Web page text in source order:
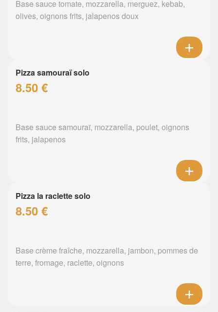
Base sauce tomate, mozzarella, merguez, kebab,
olives, oignons frits, jalapenos doux
Pizza samouraï solo
8.50 €
Base sauce samouraï, mozzarella, poulet, oignons
frits, jalapenos
Pizza la raclette solo
8.50 €
Base crème fraîche, mozzarella, jambon, pommes de
terre, fromage, raclette, oignons